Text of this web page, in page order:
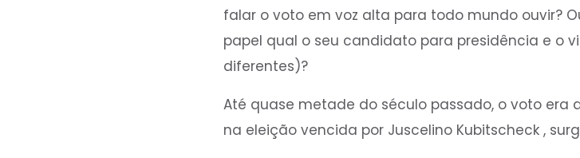
falar o voto em voz alta para todo mundo ouvir?
papel qual o seu candidato para presidência e o
diferentes)?
Até quase metade do século passado, o voto era
na eleição vencida por Juscelino Kubitscheck ,